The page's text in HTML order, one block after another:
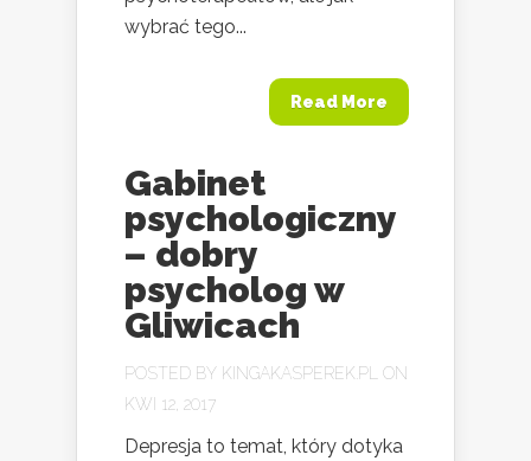
wybrać tego...
Read More
Gabinet
psychologiczny
– dobry
psycholog w
Gliwicach
POSTED BY KINGAKASPEREK.PL
ON
KWI 12, 2017
Depresja to temat, który dotyka